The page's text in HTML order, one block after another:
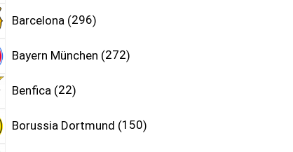
Barcelona 296
Bayern München 272
Benfica 22
Borussia Dortmund 150